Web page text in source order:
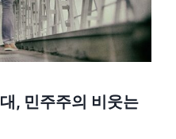
, 민주주의 비웃는